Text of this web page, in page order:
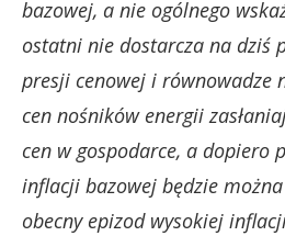
bazowej, a nie ogólnego
ostatni nie dostarcza na dziś
presji cenowej i równowadze
cen nośników energii
cen w gospodarce, a dopiero
inflacji bazowej będzie
obecny epizod wysokiej